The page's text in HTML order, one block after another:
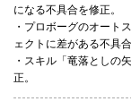
になる不具合を修正。
・プロボーグのオート
ェクトに差がある不具合
・スキル「竜落としの
正。